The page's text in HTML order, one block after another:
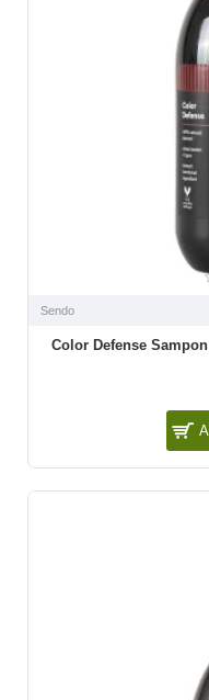
Sendo
Color Defense